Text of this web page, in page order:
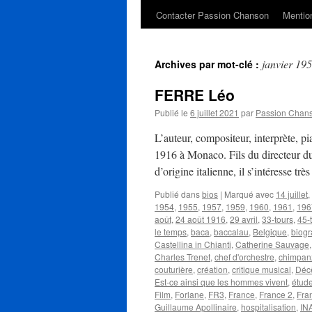
Contacter Passion Chanson
Archives par mot-clé : janvier
FERRE Léo
Publié le 6 juillet 2021 par Passion
L’auteur, compositeur, interprète,
1916 à Monaco. Fils du directeur
d’origine italienne, il s’intéresse
Publié dansbios | Marqué avec 14 juillet,
1954, 1955, 1957, 1959, 1960, 1961 ,
août, 24 août 1916, 29 avril, 33-tours, 45-
le temps, baca, baccalau, Belgique,
Castellina in Chianti, Catherine Sauvage,
Charles Trenet, chef d'orchestre,
couturière, création, critique musical,
Est-ce ainsi que les hommes vivent,
Film, Forlane, FR3, France, France 2,
Guillaume Apollinaire, hospitalisation,